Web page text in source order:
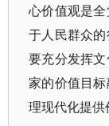
心价值观是
于人民群众的
要充分发挥
家的价值目
理现代化提供